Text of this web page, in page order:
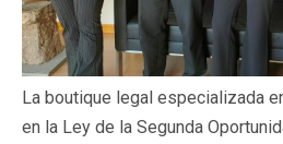
La boutique legal especializada
en la Ley de la Segunda